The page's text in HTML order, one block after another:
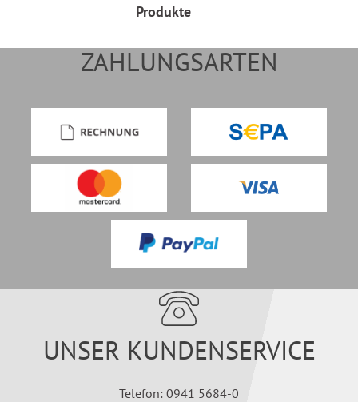
Produkte
ZAHLUNGSARTEN
UNSER KUNDENSERVICE
Telefon: 0941 5684-0